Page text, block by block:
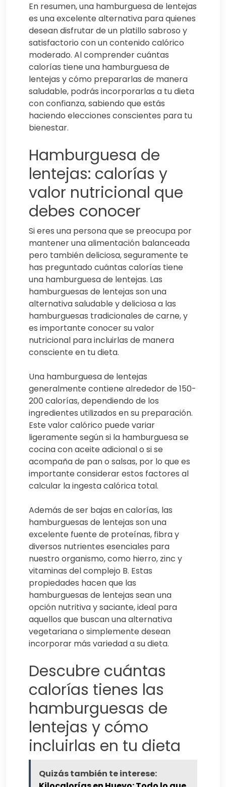
En resumen, una hamburguesa de lentejas
es una excelente alternativa para quienes
desean disfrutar de un platillo sabroso y
satisfactorio con un contenido calórico
moderado. Al comprender cuántas
calorías tiene una hamburguesa de
lentejas y cómo prepararlas de manera
saludable, podrás incorporarlas a tu dieta
con confianza, sabiendo que estás
haciendo elecciones conscientes para tu
bienestar.
Hamburguesa de
lentejas: calorías y
valor nutricional que
debes conocer
Si eres una persona que se preocupa por
mantener una alimentación balanceada
pero también deliciosa, seguramente te
has preguntado cuántas calorías tiene
una hamburguesa de lentejas. Las
hamburguesas de lentejas son una
alternativa saludable y deliciosa a las
hamburguesas tradicionales de carne, y
es importante conocer su valor
nutricional para incluirlas de manera
consciente en tu dieta.
Una hamburguesa de lentejas
generalmente contiene alrededor de 150-
200 calorías, dependiendo de los
ingredientes utilizados en su preparación.
Este valor calórico puede variar
ligeramente según si la hamburguesa se
cocina con aceite adicional o si se
acompaña de pan o salsas, por lo que es
importante considerar estos factores al
calcular la ingesta calórica total.
Además de ser bajas en calorías, las
hamburguesas de lentejas son una
excelente fuente de proteínas, fibra y
diversos nutrientes esenciales para
nuestro organismo, como hierro, zinc y
vitaminas del complejo B. Estas
propiedades hacen que las
hamburguesas de lentejas sean una
opción nutritiva y saciante, ideal para
aquellos que buscan una alternativa
vegetariana o simplemente desean
incorporar más variedad a su dieta.
Descubre cuántas
calorías tienes las
hamburguesas de
lentejas y cómo
incluirlas en tu dieta
Quizás también te interese: